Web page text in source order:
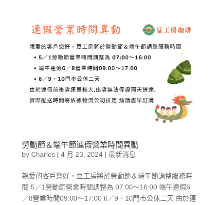
勞動節＆端午節連假營業時間異動
by Charles| 4 月 23, 2024| 最新消息
親愛的客戶您好，豆工房將於勞動節＆端午節調整服務時
間 5／1勞動節營業時間調整為 07:00～16:00 端午連假6
／8營業時間09:00～17:00 6／9、10門市公休二天 由於連